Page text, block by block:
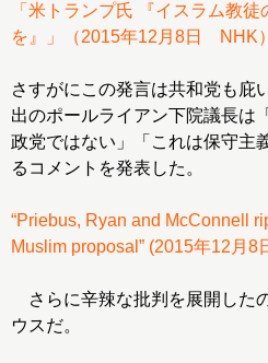
「米トランプ氏 『イスラム教徒
を』」（2015年12月8日 NHK）
さすがにこの発言は共和党も庇
出のポールライアン下院議長は
政党ではない」「これは保守主
るコメントを発表した。
“Priebus, Ryan and McConnell
Muslim proposal” (2015年12月
さらに辛辣な批判を展開した
ウスだ。